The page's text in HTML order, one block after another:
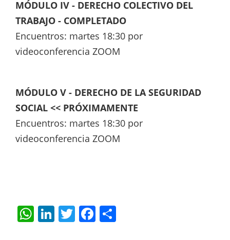
MÓDULO IV - DERECHO COLECTIVO DEL
TRABAJO - COMPLETADO
Encuentros: martes 18:30 por
videoconferencia ZOOM
MÓDULO V - DERECHO DE LA SEGURIDAD
SOCIAL << PRÓXIMAMENTE
Encuentros: martes 18:30 por
videoconferencia ZOOM
W
h
Li
n
T
w
F
a